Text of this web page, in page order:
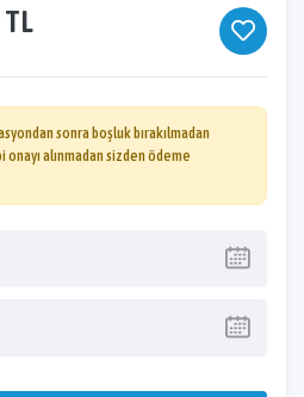
sonra boşluk bırakılmadan
alınmadan sizden ödeme